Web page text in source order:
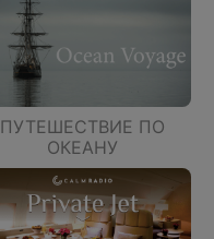
ПУТЕШЕСТВИЕ ПО
ОКЕАНУ